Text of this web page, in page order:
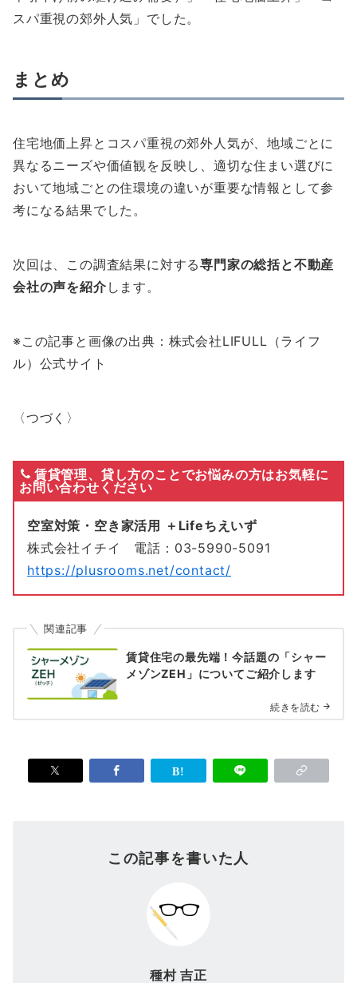
スパ重視の郊外人気」でした。
まとめ
住宅地価上昇とコスパ重視の郊外人気が、地域ごとに
異なるニーズや価値観を反映し、適切な住まい選びに
おいて地域ごとの住環境の違いが重要な情報として参
考になる結果でした。
次回は、この調査結果に対する専門家の総括と不動産
会社の声を紹介 します。
※この記事と画像の出典：株式会社LIFULL（ライフ
ル）公式サイト
〈つづく〉
賃貸管理、貸し方のことでお悩みの方はお気軽に
お問い合わせください
空室対策・空き家活用 ＋Lifeちえいず
株式会社イチイ 電話：03-5990-5091
https://plusrooms.net/contact/
関連記事
賃貸住宅の最先端！今話題の「シャー
メゾンZEH」についてご紹介します
続きを読む
この記事を書いた人
種村 吉正